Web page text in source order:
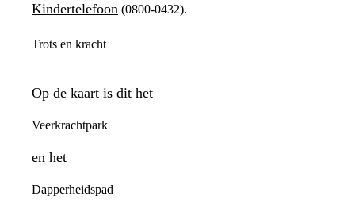
Kindertelefoon (0800-0432).
Trots en kracht
Op de kaart is dit het
Veerkrachtpark
en het
Dapperheidspad